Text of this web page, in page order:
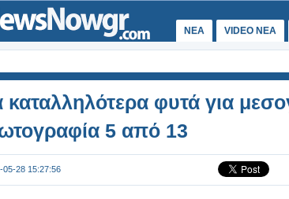
ΝΕΑ VIDEO NEA
καταλληλότερα φυτά για
5 από 13
05-28 15:27:56